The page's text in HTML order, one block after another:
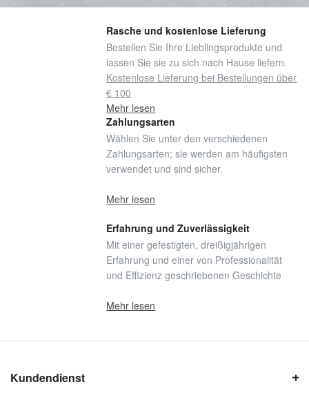
Rasche und kostenlose Lieferung
Bestellen Sie Ihre Lieblingsprodukte und
lassen Sie sie zu sich nach Hause liefern.
Kostenlose Lieferung bei Bestellungen über
€ 100
Mehr lesen
Zahlungsarten
Wählen Sie unter den verschiedenen
Zahlungsarten; sie werden am häufigsten
verwendet und sind sicher.
Mehr lesen
Erfahrung und Zuverlässigkeit
Mit einer gefestigten, dreißigjährigen
Erfahrung und einer von Professionalität
und Effizienz geschriebenen Geschichte
Mehr lesen
Kundendienst